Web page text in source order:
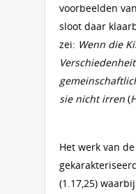
voorbeelden
sloot daar
zei: Wenn die
sie nicht irren (
Het werk van
(1.17,25)